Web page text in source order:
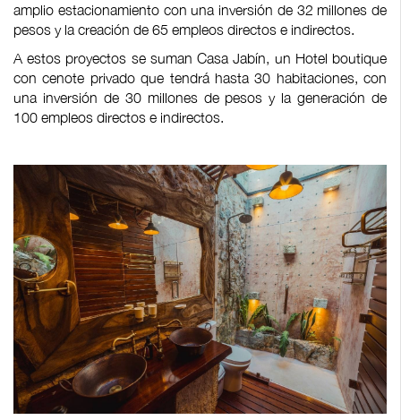
amplio estacionamiento con una inversión de 32 millones de
pesos y la creación de 65 empleos directos e indirectos.
A estos proyectos se suman Casa Jabín, un Hotel boutique
con cenote privado que tendrá hasta 30 habitaciones, con
una inversión de 30 millones de pesos y la generación de
100 empleos directos e indirectos.